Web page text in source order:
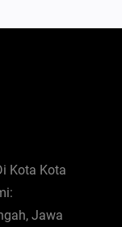
Kota Kota
Jawa